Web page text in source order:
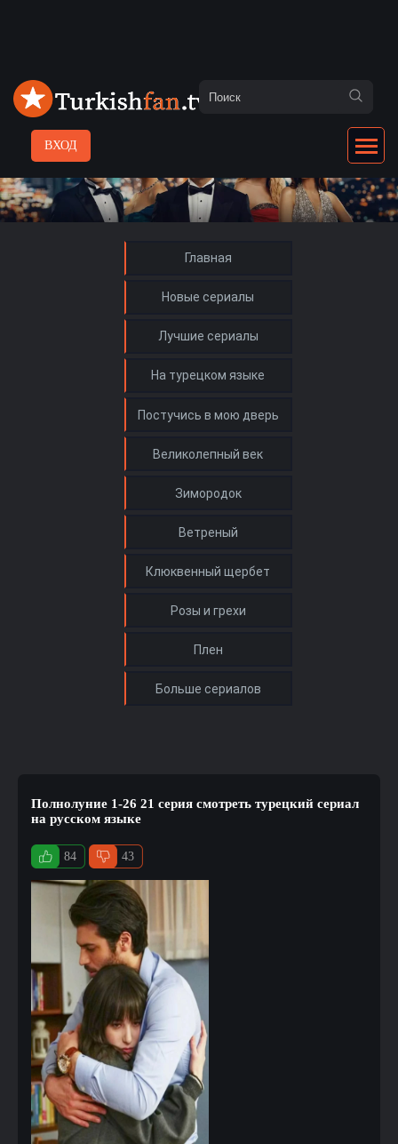
ВХОД
Главная
Новые сериалы
Лучшие сериалы
На турецком языке
Полнолуние 1-26 21 серия смотреть турецкий сериал
на русском языке
84 43